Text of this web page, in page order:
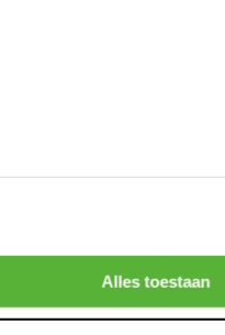
Alles toestaan
Sport (EV1)